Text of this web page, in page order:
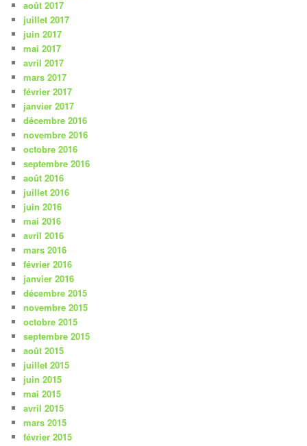
août 2017
juillet 2017
juin 2017
mai 2017
avril 2017
mars 2017
février 2017
janvier 2017
décembre 2016
novembre 2016
octobre 2016
septembre 2016
août 2016
juillet 2016
juin 2016
mai 2016
avril 2016
mars 2016
février 2016
janvier 2016
décembre 2015
novembre 2015
octobre 2015
septembre 2015
août 2015
juillet 2015
juin 2015
mai 2015
avril 2015
mars 2015
février 2015